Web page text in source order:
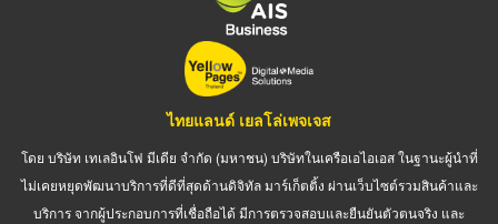
ไทยแลนด์ เยลโล่เพจเจส
โดย บริษัท เทเลอินโฟ มีเดีย จำกัด (มหาชน) บริษัทในเครือเอไอเอส ในฐานะผู้นำที่
ไม่เคยหยุดพัฒนาบริการที่ดีที่สุดด้านดิจิทัล มาร์เก็ตติ้ง ผ่านเว็บไซต์รวมสินค้าและ
บริการ จากผู้ประกอบการที่เชื่อถือได้ มีการตรวจสอบและยืนยันตัวตนจริง และ